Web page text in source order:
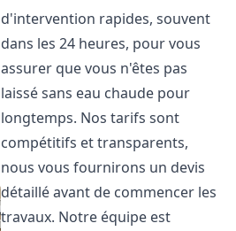
d'intervention rapides, souvent
dans les 24 heures, pour vous
assurer que vous n'êtes pas
laissé sans eau chaude pour
longtemps. Nos tarifs sont
compétitifs et transparents,
nous vous fournirons un devis
détaillé avant de commencer les
travaux. Notre équipe est